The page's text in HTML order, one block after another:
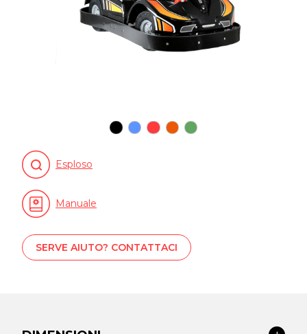
Esploso
Manuale
SERVE AIUTO? CONTATTACI